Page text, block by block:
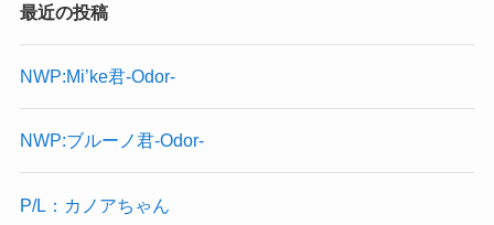
最近の投稿
NWP:Mi’ke君-Odor-
NWP:ブルーノ君-Odor-
P/L：カノアちゃん